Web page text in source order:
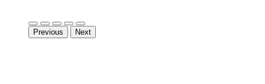
Previous Next